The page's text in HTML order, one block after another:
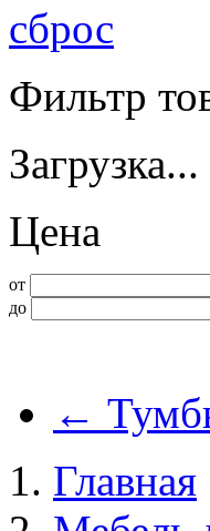
сброс
Фильтр
Загрузка...
Цена
от
до
←
Главная